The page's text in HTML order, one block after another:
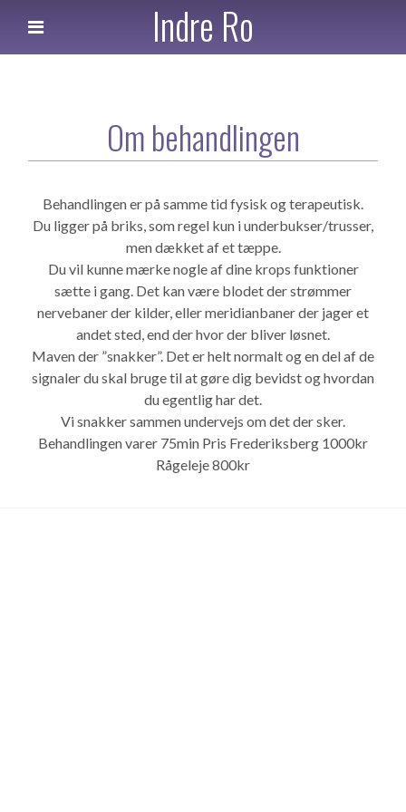
Indre Ro
Om behandlingen
Behandlingen er på samme tid fysisk og terapeutisk.
Du ligger på briks, som regel kun i underbukser/trusser,
men dækket af et tæppe.
Du vil kunne mærke nogle af dine krops funktioner
sætte i gang. Det kan være blodet der strømmer
nervebaner der kilder, eller meridianbaner der jager et
andet sted, end der hvor der bliver løsnet.
Maven der ”snakker”. Det er helt normalt og en del af de
signaler du skal bruge til at gøre dig bevidst og hvordan
du egentlig har det.
Vi snakker sammen undervejs om det der sker.
Behandlingen varer 75min Pris Frederiksberg 1000kr
Rågeleje 800kr